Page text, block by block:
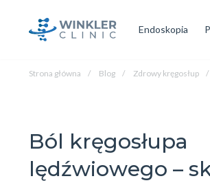
Endoskopia
Strona główna Blog Zdrowy kręgosłup
Ból kręgosłupa
lędźwiowego –